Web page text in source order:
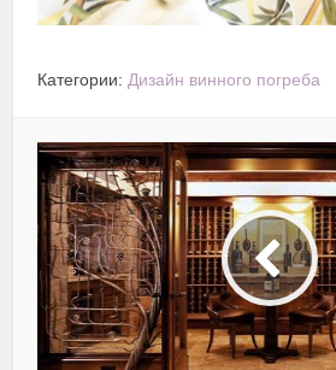
Категории: Дизайн винного погреба